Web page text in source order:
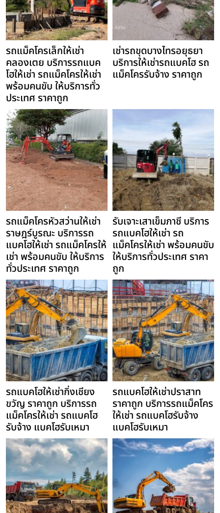
รถแม็คโครเล็กให้เช่า
คลองเตย บริการรถแบค
โฮให้เช่า รถแม็คโครให้เช่า
พร้อมคนขับ ให้บริการทั่ว
ประเทศ ราคาถูก
เช่ารถขุดบางไทรอยุธยา
บริการให้เช่ารถแบคโฮ รถ
แม็คโครรับจ้าง ราคาถูก
รถแม็คโครหัวสว่านให้เช่า
ราษฎร์บูรณะ บริการรถ
แบคโฮให้เช่า รถแม็คโครให้
เช่า พร้อมคนขับ ให้บริการ
ทั่วประเทศ ราคาถูก
รับเจาะเสาเข็มภาชี บริการ
รถแบคโฮให้เช่า รถ
แม็คโครให้เช่า พร้อมคนขับ
ให้บริการทั่วประเทศ ราคา
ถูก
รถแบคโฮให้เช่ากิ่งเชียง
ขวัญ ราคาถูก บริการรถ
แม็คโครให้เช่า รถแบคโฮ
รับจ้าง แบคโฮรับเหมา
รถแบคโฮให้เช่าปราสาท
ราคาถูก บริการรถแม็คโคร
ให้เช่า รถแบคโฮรับจ้าง
แบคโฮรับเหมา